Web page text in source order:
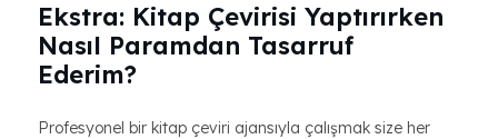
Ekstra: Kitap Çevirisi Yaptırırken
Nasıl Paramdan Tasarruf
Ederim?
Profesyonel bir kitap çeviri ajansıyla çalışmak size her